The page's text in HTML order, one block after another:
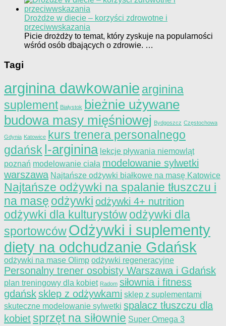
Drożdże w diecie – korzyści zdrowotne i
przeciwwskazania
Picie drożdży to temat, który zyskuje na popularności
wśród osób dbających o zdrowie. …
Tagi
arginina dawkowanie arginina
suplement Białystok bieżnie używane
budowa masy mięśniowej
Bydgoszcz Częstochowa
Gdynia Katowice kurs trenera personalnego
gdańskl-arginina lekcje pływania niemowląt
poznań modelowanie ciała modelowanie sylwetki
warszawa Najtańsze odżywki białkowe na masę Katowice
Najtańsze odżywki na spalanie tłuszczu i
na masę odżywki odżywki 4+ nutrition
odżywki dla kulturystówodżywki dla
sportowcówOdżywki i suplementy
diety na odchudzanie Gdańsk
odżywki na mase Olimp odżywki regeneracyjne
Personalny trener osobisty Warszawa i Gdańsk
plan treningowy dla kobiet Radom siłownia i fitness
gdańsksklep z odżywkami sklep z suplementami
skuteczne modelowanie sylwetki spalacz tłuszczu dla
kobiet sprzęt na siłownie Super Omega 3